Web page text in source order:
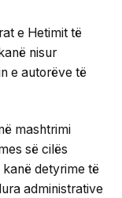
e Hetimit të
nisur
e autorëve të
mashtrimi
së cilës
detyrime të
administrative